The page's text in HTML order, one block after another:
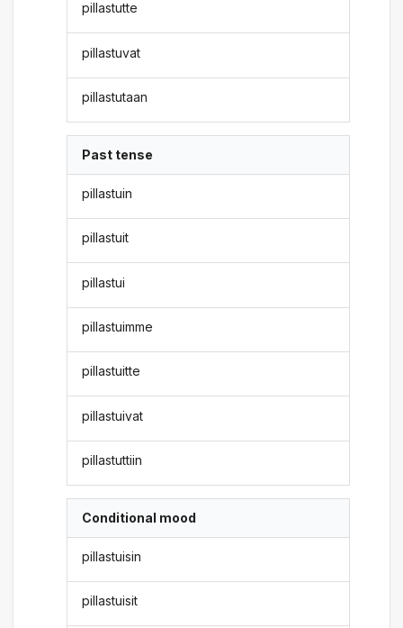
pillastutte
pillastuvat
pillastutaan
Past tense
pillastuin
pillastuit
pillastui
pillastuimme
pillastuitte
pillastuivat
pillastuttiin
Conditional mood
pillastuisin
pillastuisit